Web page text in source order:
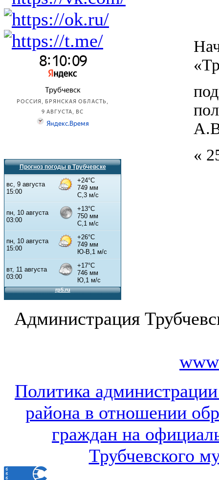
Прогноз погоды в Трубчевске
«
Администрация
Политика
района в отношении
граждан на
Трубчевского